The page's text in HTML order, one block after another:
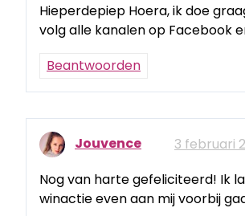
Hieperdepiep Hoera, ik doe
volg alle kanalen op Facebook
Beantwoorden
Jouvence
3 februari
Nog van harte gefeliciteerd! Ik
winactie even aan mij voorbij